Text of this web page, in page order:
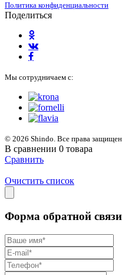
Политика конфиденциальности
Поделиться
Мы сотрудничаем с:
© 2026 Shindo. Все права
В сравнении 0 товара
Сравнить
Очистить список
Форма обратной связи